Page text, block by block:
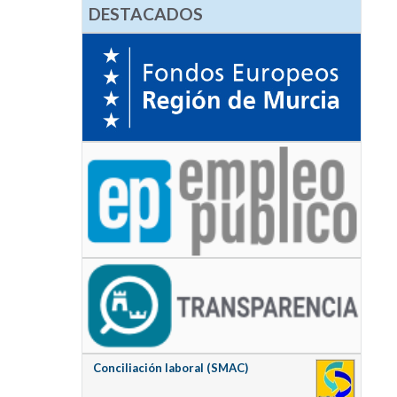
DESTACADOS
Conciliación laboral (SMAC)